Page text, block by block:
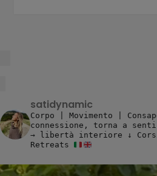
satidynamic
Corpo | Movimento |
connessione, torna a
→ libertà interiore ↓
Retreats